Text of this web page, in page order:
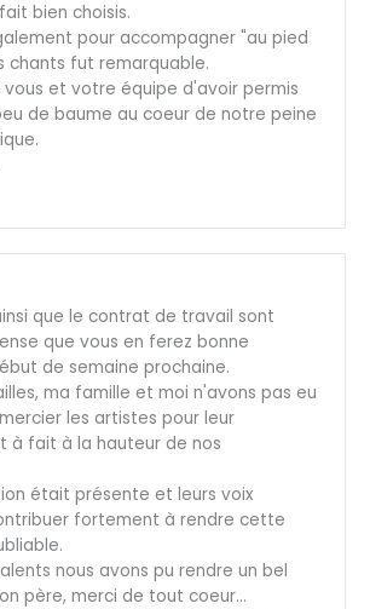
bien choisis.
pour accompagner "au pied
chants fut remarquable.
vous et votre équipe d'avoir permis
de baume au coeur de notre peine
que le contrat de travail sont
que vous en ferez bonne
de semaine prochaine.
ma famille et moi n'avons pas eu
les artistes pour leur
à fait à la hauteur de nos
était présente et leurs voix
fortement à rendre cette
nous avons pu rendre un bel
père, merci de tout coeur…